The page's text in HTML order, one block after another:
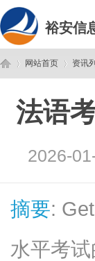
裕安信
网站首页
›
资讯
法语
2026-
摘要:
水平考